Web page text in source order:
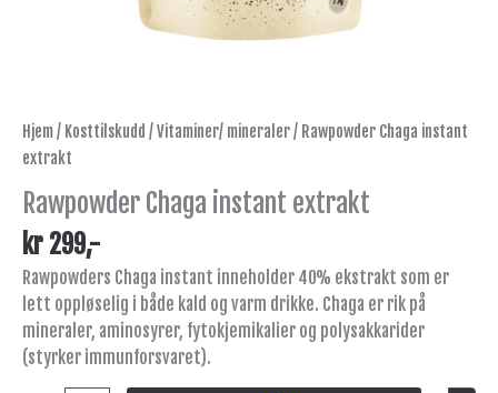
Hjem/ Kosttilskudd /Vitaminer/ mineraler/ Rawpowder Chaga instant
extrakt
Rawpowder Chaga instant extrakt
kr 299,-
Rawpowders Chaga instant inneholder 40% ekstrakt som er
lett oppløselig i både kald og varm drikke. Chaga er rik på
mineraler, aminosyrer, fytokjemikalier og polysakkarider
(styrker immunforsvaret).